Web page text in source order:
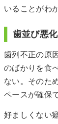
いることがわ
歯並び悪
歯列不正の原
のばかりを食
ない。そのた
ペースが確保
好ましくない